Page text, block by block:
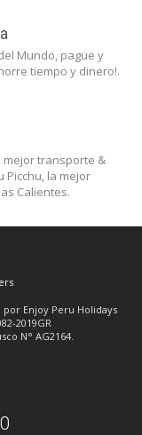
Mundo, pague y
tiempo y dinero!.
mejor transporte &
Picchu, la mejor
Calientes.
por Enjoy Peru Holidays
2019GR
N° AG2164.